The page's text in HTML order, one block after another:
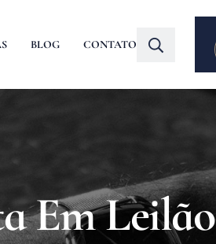
BLOG CONTATO
Em Leilão